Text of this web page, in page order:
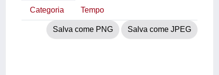
Categoria Tempo
Salva come PNG Salva come JPEG